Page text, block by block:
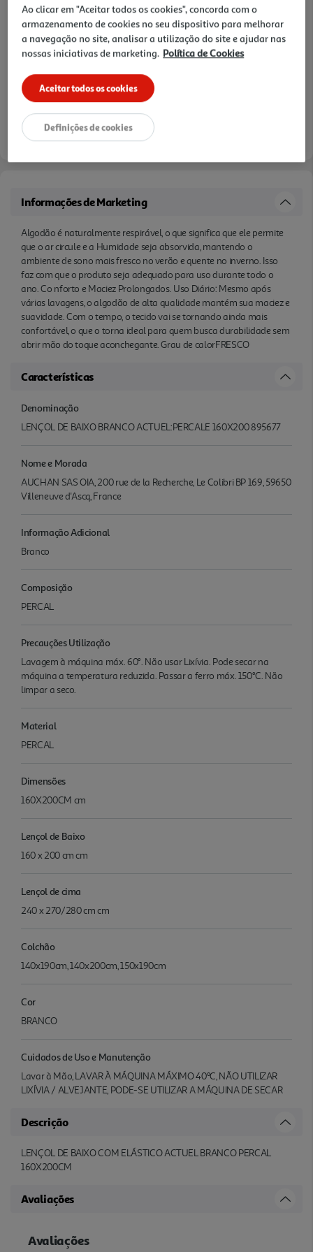
aconchegante. Grau de calorFRESCO
Notas de preparação
verificar stock em loja >
Informações de Marketing
Algodão é naturalmente respirável, o que significa que ele permite
que o ar circule e a Humidade seja absorvida, mantendo o
ambiente de sono mais fresco no verão e quente no inverno. Isso
faz com que o produto seja adequado para uso durante todo o
ano. Co nforto e Maciez Prolongados. Uso Diário: Mesmo após
várias lavagens, o algodão de alta qualidade mantém sua maciez e
suavidade. Com o tempo, o tecido vai se tornando ainda mais
confortável, o que o torna ideal para quem busca durabilidade sem
abrir mão do toque aconchegante. Grau de calorFRESCO
Características
Denominação
LENÇOL DE BAIXO BRANCO ACTUEL:PERCALE 160X200 895677
Nome e Morada
AUCHAN SAS OIA, 200 rue de la Recherche, Le Colibri BP 169, 59650
Villeneuve d'Ascq, France
Informação Adicional
Branco
Composição
PERCAL
Precauções Utilização
Lavagem à máquina máx. 60°. Não usar Lixívia. Pode secar na
máquina a temperatura reduzida. Passar a ferro máx. 150°C. Não
limpar a seco.
Material
PERCAL
Dimensões
160X200CM cm
Lençol de Baixo
160 x 200 cm cm
Lençol de cima
240 x 270/280 cm cm
Colchão
140x190cm, 140x200cm, 150x190cm
Cor
BRANCO
Cuidados de Uso e Manutenção
Lavar à Mão, LAVAR À MÁQUINA MÁXIMO 40ºC, NÃO UTILIZAR
LIXÍVIA / ALVEJANTE, PODE-SE UTILIZAR A MÁQUINA DE SECAR
Descrição
LENÇOL DE BAIXO COM ELÁSTICO ACTUEL BRANCO PERCAL
160X200CM
Avaliações
Ao clicar em "Aceitar todos os cookies", concorda com o
armazenamento de cookies no seu dispositivo para melhorar
a navegação no site, analisar a utilização do site e ajudar nas
nossas iniciativas de marketing. Política de Cookies
Aceitar todos os cookies
Definições de cookies